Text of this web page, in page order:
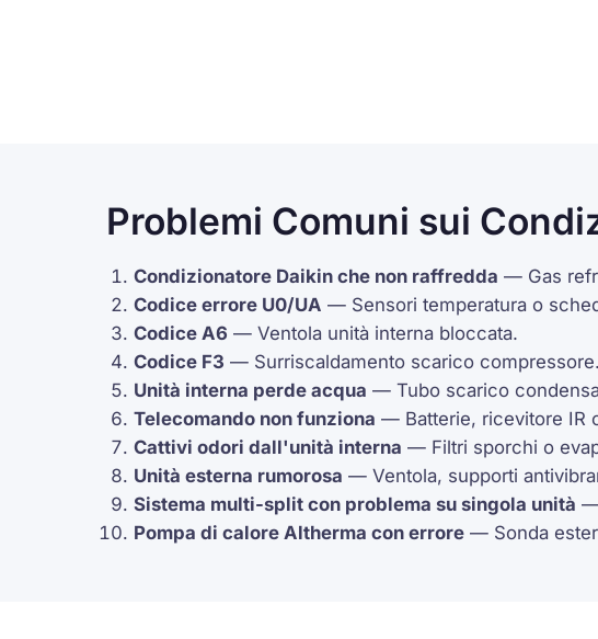
Problemi Comuni sui
Condizionatore Daikin che non raffredda — Gas
Codice errore U0/UA — Sensori temperatura o
Codice A6 — Ventola unità interna bloccata.
Codice F3 — Surriscaldamento scarico compressore.
Unità interna perde acqua — Tubo scarico
Telecomando non funziona — Batterie, ricevitore IR
Cattivi odori dall'unità interna — Filtri sporchi o
Unità esterna rumorosa — Ventola, supporti
Sistema multi-split con problema su singola unità —
Pompa di calore Altherma con errore — Sonda